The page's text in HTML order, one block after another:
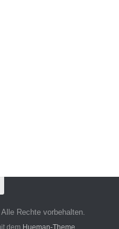
Rechte vorbehalten.
dem Hueman-Theme